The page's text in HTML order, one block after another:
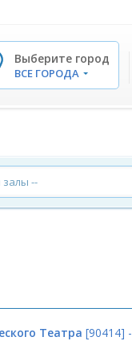
Выберите город
ВСЕ ГОРОДА
залы --
Театра [90414] -